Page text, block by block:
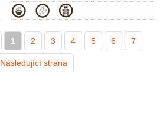
(mletá)
olej slunečnicový
2 lžíce
kokosové mléko
(celé)
Kategorie
1 2 3 4 5 6 7
Následující strana